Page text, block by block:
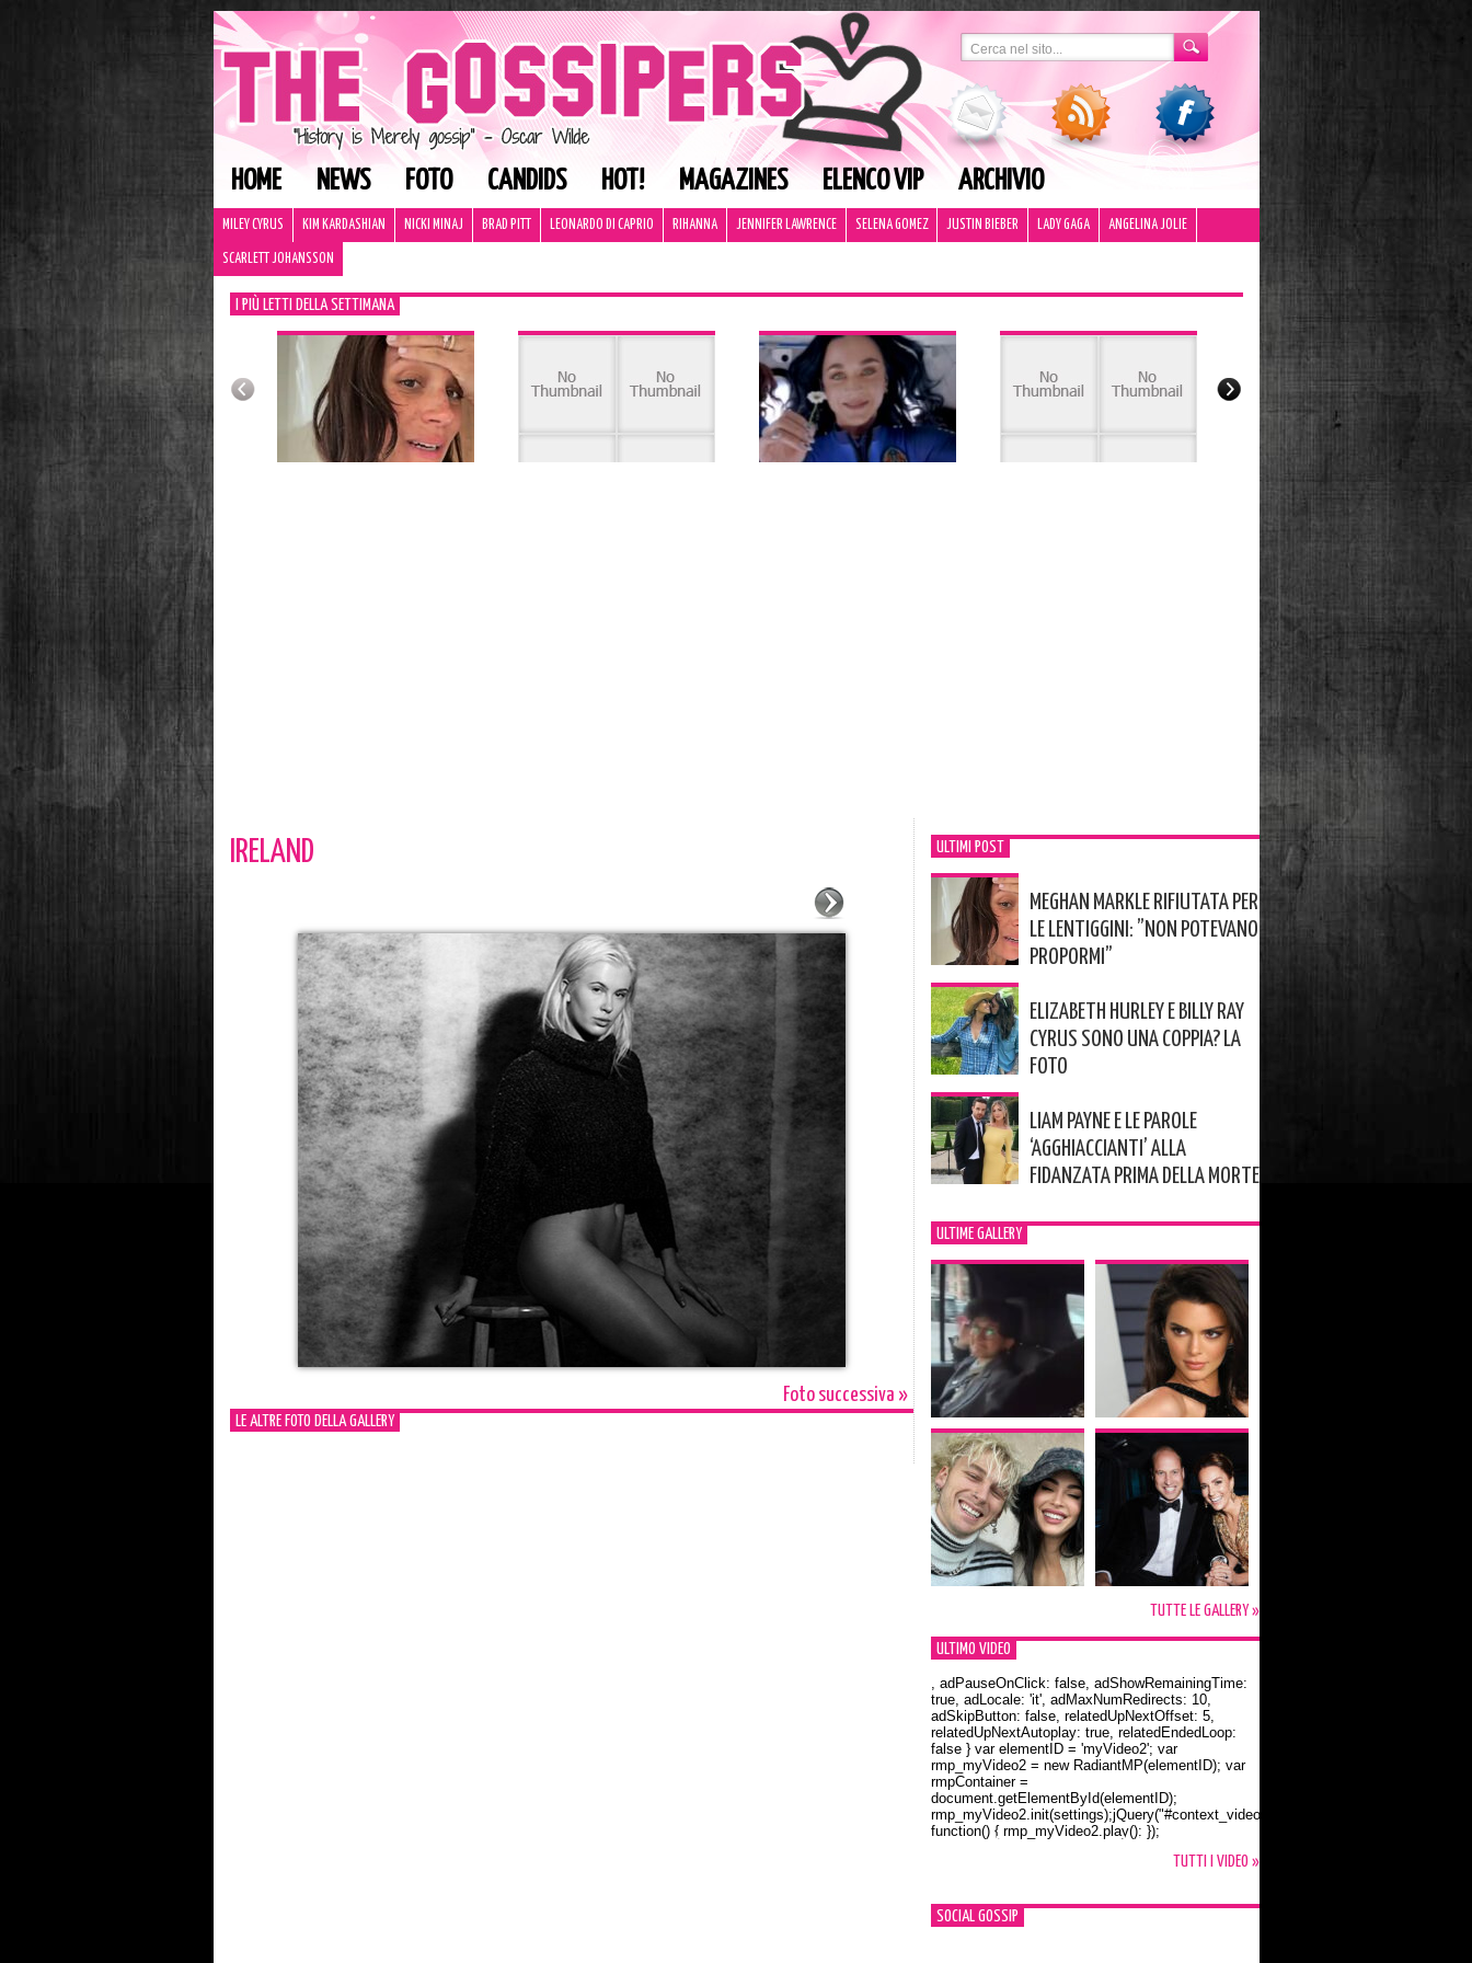
HOME NEWS FOTO CANDIDS HOT! MAGAZINES ELENCO VIP ARCHIVIO
MILEY CYRUS KIM KARDASHIAN NICKI MINAJ BRAD PITT LEONARDO DI CAPRIO RIHANNA JENNIFER LAWRENCE SELENA GOMEZ JUSTIN BIEBER LADY GAGA ANGELINA JOLIE
SCARLETT JOHANSSON
I PIÙ LETTI DELLA SETTIMANA
IRELAND
Foto successiva »
LE ALTRE FOTO DELLA GALLERY
ULTIMI POST
MEGHAN MARKLE RIFIUTATA PER
LE LENTIGGINI: ”NON POTEVANO
PROPORMI”
ELIZABETH HURLEY E BILLY RAY
CYRUS SONO UNA COPPIA? LA
FOTO
LIAM PAYNE E LE PAROLE
‘AGGHIACCIANTI’ ALLA
FIDANZATA PRIMA DELLA MORTE
ULTIME GALLERY
TUTTE LE GALLERY »
ULTIMO VIDEO
Orlando Bloom e la t-shirt dedicata a Flynn
, adPauseOnClick: false, adShowRemainingTime:
true, adLocale: 'it', adMaxNumRedirects: 10,
adSkipButton: false, relatedUpNextOffset: 5,
relatedUpNextAutoplay: true, relatedEndedLoop:
false } var elementID = 'myVideo2'; var
rmp_myVideo2 = new RadiantMP(elementID); var
rmpContainer =
document.getElementById(elementID);
rmp_myVideo2.init(settings);jQuery("#context_video2").one("mouseover",
function() { rmp_myVideo2.play(); });
TUTTI I VIDEO »
SOCIAL GOSSIP